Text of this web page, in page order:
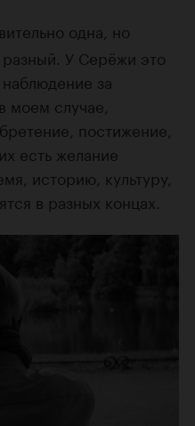
одна, но
У Серёжи это
за
моем случае,
постижение,
есть желание
историю, культуру,
в разных концах.